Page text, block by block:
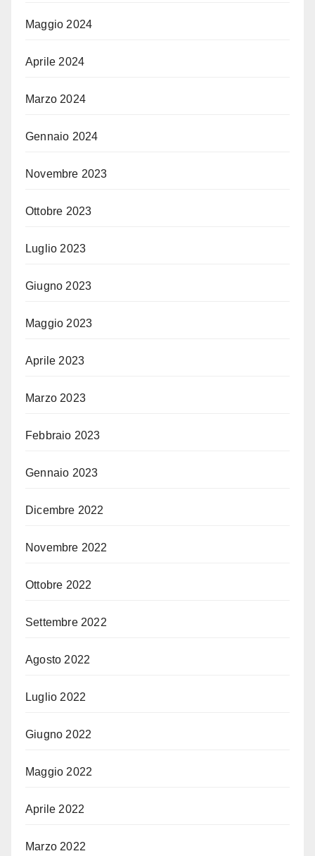
Maggio 2024
Aprile 2024
Marzo 2024
Gennaio 2024
Novembre 2023
Ottobre 2023
Luglio 2023
Giugno 2023
Maggio 2023
Aprile 2023
Marzo 2023
Febbraio 2023
Gennaio 2023
Dicembre 2022
Novembre 2022
Ottobre 2022
Settembre 2022
Agosto 2022
Luglio 2022
Giugno 2022
Maggio 2022
Aprile 2022
Marzo 2022